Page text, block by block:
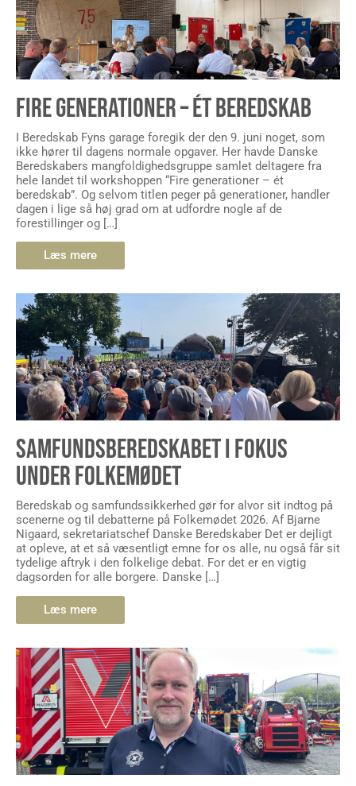
FIRE GENERATIONER – ÉT BEREDSKAB
I Beredskab Fyns garage foregik der den 9. juni noget, som
ikke hører til dagens normale opgaver. Her havde Danske
Beredskabers mangfoldighedsgruppe samlet deltagere fra
hele landet til workshoppen “Fire generationer – ét
beredskab”. Og selvom titlen peger på generationer, handler
dagen i lige så høj grad om at udfordre nogle af de
forestillinger og […]
Læs mere
SAMFUNDSBEREDSKABET I FOKUS
UNDER FOLKEMØDET
Beredskab og samfundssikkerhed gør for alvor sit indtog på
scenerne og til debatterne på Folkemødet 2026. Af Bjarne
Nigaard, sekretariatschef Danske Beredskaber Det er dejligt
at opleve, at et så væsentligt emne for os alle, nu også får sit
tydelige aftryk i den folkelige debat. For det er en vigtig
dagsorden for alle borgere. Danske […]
Læs mere